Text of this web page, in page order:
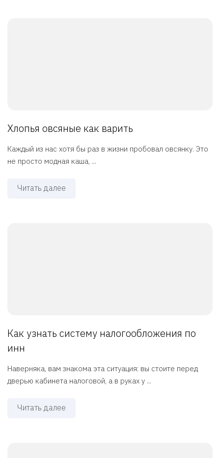
Хлопья овсяные как варить
Каждый из нас хотя бы раз в жизни пробовал овсянку. Это
не просто модная каша, ...
Читать далее
Как узнать систему налогообложения по
инн
Наверняка, вам знакома эта ситуация: вы стоите перед
дверью кабинета налоговой, а в руках у ...
Читать далее